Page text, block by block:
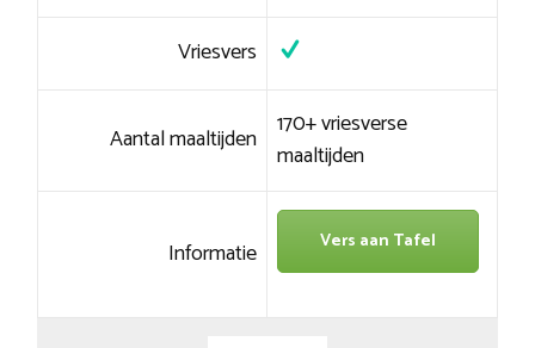
Vriesvers
Aantal maaltijden 170+ vriesverse
maaltijden
Informatie Vers aan Tafel